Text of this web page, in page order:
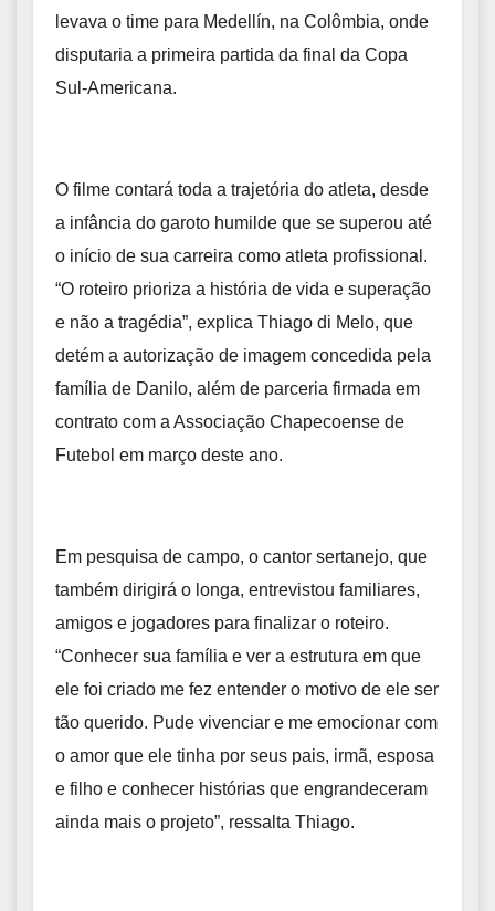
levava o time para Medellín, na Colômbia, onde
disputaria a primeira partida da final da Copa
Sul-Americana.
O filme contará toda a trajetória do atleta, desde
a infância do garoto humilde que se superou até
o início de sua carreira como atleta profissional.
“O roteiro prioriza a história de vida e superação
e não a tragédia”, explica Thiago di Melo, que
detém a autorização de imagem concedida pela
família de Danilo, além de parceria firmada em
contrato com a Associação Chapecoense de
Futebol em março deste ano.
Em pesquisa de campo, o cantor sertanejo, que
também dirigirá o longa, entrevistou familiares,
amigos e jogadores para finalizar o roteiro.
“Conhecer sua família e ver a estrutura em que
ele foi criado me fez entender o motivo de ele ser
tão querido. Pude vivenciar e me emocionar com
o amor que ele tinha por seus pais, irmã, esposa
e filho e conhecer histórias que engrandeceram
ainda mais o projeto”, ressalta Thiago.